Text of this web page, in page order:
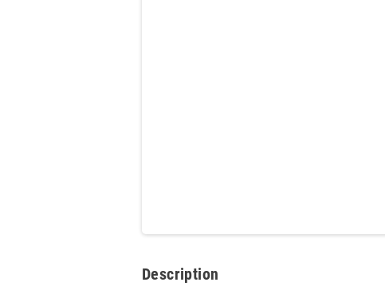
Description